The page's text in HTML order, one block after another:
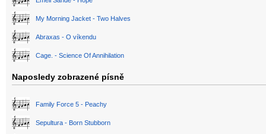
My Morning Jacket - Two Halves
Abraxas - O víkendu
Cage. - Science Of Annihilation
Naposledy zobrazené písně
Family Force 5 - Peachy
Sepultura - Born Stubborn